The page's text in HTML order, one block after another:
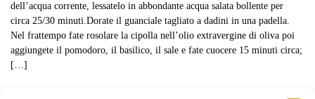
dell’acqua corrente, lessatelo in abbondante acqua salata bollente per
circa 25/30 minuti.Dorate il guanciale tagliato a dadini in una padella.
Nel frattempo fate rosolare la cipolla nell’olio extravergine di oliva poi
aggiungete il pomodoro, il basilico, il sale e fate cuocere 15 minuti circa;
[…]